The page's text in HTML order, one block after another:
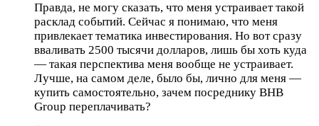
Правда, не могу сказать, что меня устраивает такой
расклад событий. Сейчас я понимаю, что меня
привлекает тематика инвестирования. Но вот сразу
вваливать 2500 тысячи долларов, лишь бы хоть куда
— такая перспектива меня вообще не устраивает.
Лучше, на самом деле, было бы, лично для меня —
купить самостоятельно, зачем посреднику BHB
Group переплачивать?